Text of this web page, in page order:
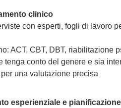
clinico
con esperti, fogli di lavoro
ACT, CBT, DBT, riabilitazione
tenga conto del genere e sia
una valutazione precisa
esperienziale e